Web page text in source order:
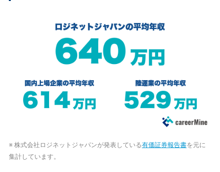
※ 株式会社ロジネットジャパンが発表している有価証券報告書を元に
集計しています。